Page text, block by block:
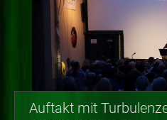
Auftakt mit